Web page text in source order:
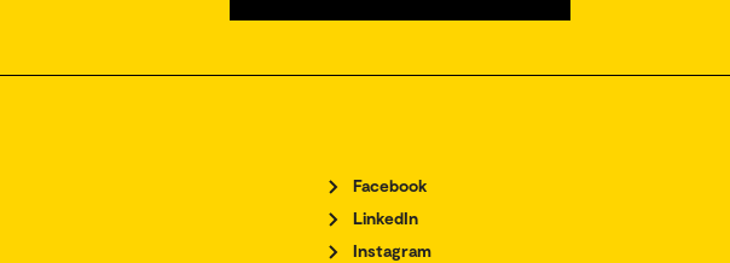
Facebook
LinkedIn
Instagram